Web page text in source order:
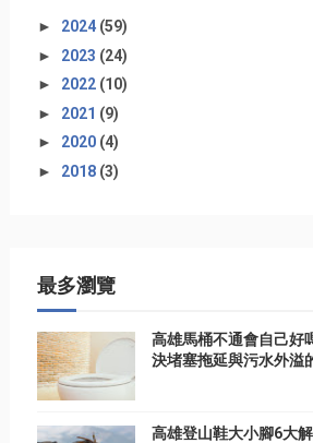
► 2024 (59)
► 2023 (24)
► 2022 (10)
► 2021 (9)
► 2020 (4)
► 2018 (3)
最多瀏覽
高雄馬桶不通會自己好
決堵塞拖延與污水外溢
高雄登山鞋大小腳6大